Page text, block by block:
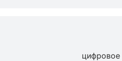
цифровое